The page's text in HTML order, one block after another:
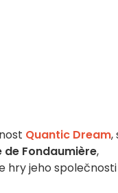
Quantic Dream,
de Fondaumière,
hry jeho